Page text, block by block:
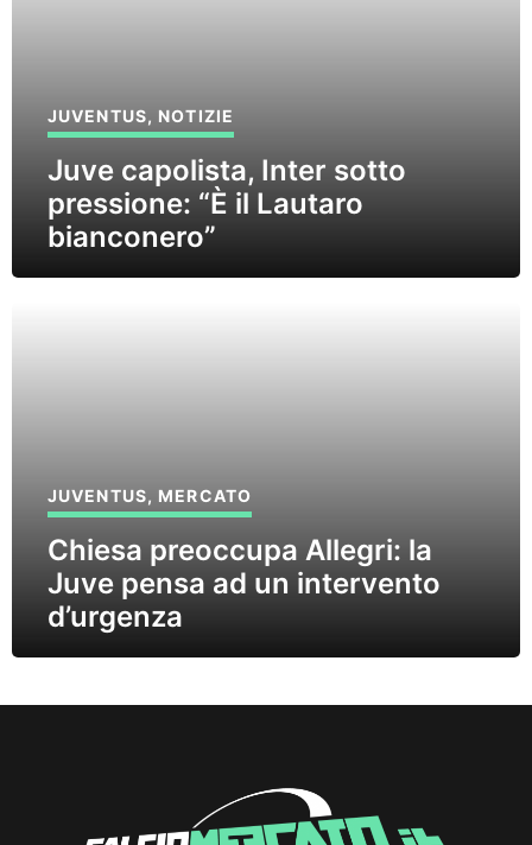
JUVENTUS, NOTIZIE
Juve capolista, Inter sotto
pressione: “È il Lautaro
bianconero”
JUVENTUS, MERCATO
Chiesa preoccupa Allegri: la
Juve pensa ad un intervento
d’urgenza